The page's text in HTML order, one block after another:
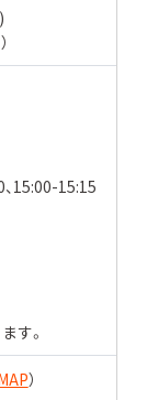
15:00-15:15
す。
）